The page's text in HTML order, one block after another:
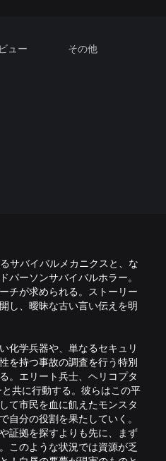
ュー その他
サバイバルメカニクスと、な
パーソンサバイバルホラー。
チが求められる。ストーリー
し、曖昧な古い言い伝えを明
化学兵器や、単なるセキュリ
を持つ事故の調査を行う特別
。エリート兵士、ヘリコプタ
共に行動する。彼らはこの平
て市民を血に飢えたモンスタ
自分の役割を果たしていく。
証拠を探すよりも先に、まず
このような状況では資源が乏